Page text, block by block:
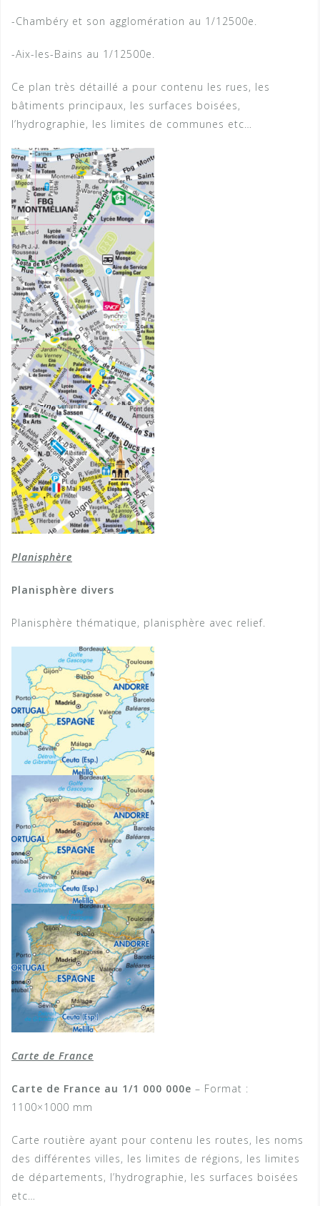
-Chambéry et son agglomération au 1/12500e.
-Aix-les-Bains au 1/12500e.
Ce plan très détaillé a pour contenu les rues, les
bâtiments principaux, les surfaces boisées,
l’hydrographie, les limites de communes etc…
Planisphère
Planisphère divers
Planisphère thématique, planisphère avec relief.
Carte de France
Carte de France au 1/1 000 000e – Format :
1100×1000 mm
Carte routière ayant pour contenu les routes, les noms
des différentes villes, les limites de régions, les limites
de départements, l’hydrographie, les surfaces boisées
etc…